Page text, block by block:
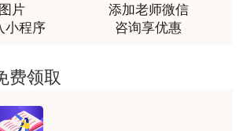
棒！！!！
常棒！！!！
片
小程序
添加老师微信
咨询享优惠
费领取